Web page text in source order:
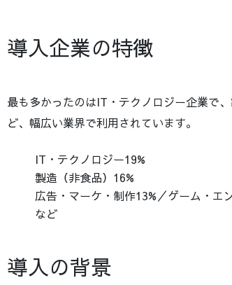
導入企業の特徴
最も多かったのはIT・テクノロジー企業で
ど、幅広い業界で利用されています。
IT・テクノロジー19%
製造（非食品）16%
広告・マーケ・制作13%／ゲーム・エ
など
導入の背景